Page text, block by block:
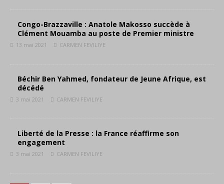
Congo-Brazzaville : Anatole Makosso succède à
Clément Mouamba au poste de Premier ministre
13 mai 2021 CARMEN FEVILIYE
Béchir Ben Yahmed, fondateur de Jeune Afrique, est
décédé
3 mai 2021 CARMEN FEVILIYE
Liberté de la Presse : la France réaffirme son
engagement
3 mai 2021 CARMEN FEVILIYE